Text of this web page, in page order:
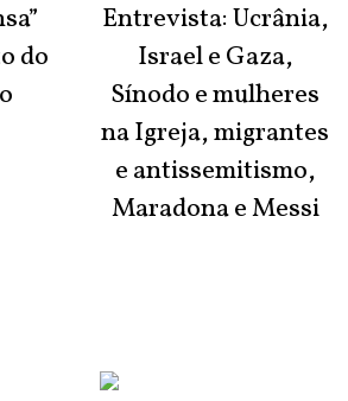
do
Entrevista: Ucrânia,
Israel e Gaza,
Sínodo e mulheres
na Igreja, migrantes
e antissemitismo,
Maradona e Messi